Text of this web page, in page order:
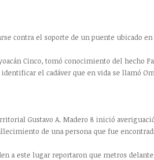
contra el soporte de un puente ubicado
Cinco, tomó conocimiento del hecho
el cadáver que en vida se llamó
Gustavo A. Madero 8 inició
de una persona que fue
a este lugar reportaron que metros